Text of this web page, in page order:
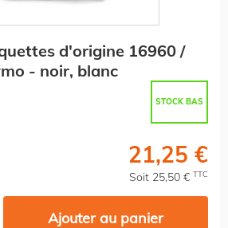
d'origine 16960 /
- noir, blanc
STOCK BAS
21,25 €
Soit 25,50 € TTC
Ajouter au panier